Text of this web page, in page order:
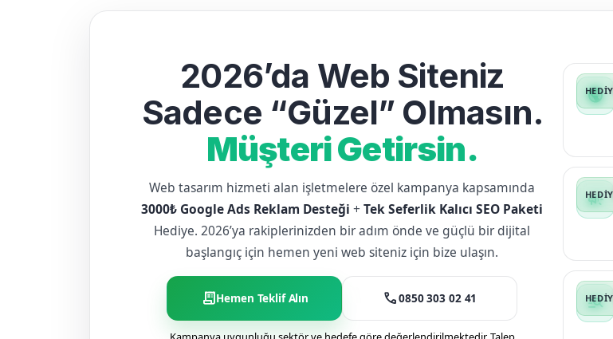
2026’da Web Siteniz
Sadece “Güzel” Olmasın.
Müşteri Getirsin.
Web tasarım hizmeti alan işletmelere özel kampanya kapsamında
3000₺ Google Ads Reklam Desteği +Tek Seferlik Kalıcı SEO Paketi
Hediye. 2026’ya rakiplerinizden bir adım önde ve güçlü bir dijital
başlangıç için hemen yeni web siteniz için bize ulaşın.
receipt_longHemen Teklif Alın call0850 303 02 41
public
campaign
manage_search